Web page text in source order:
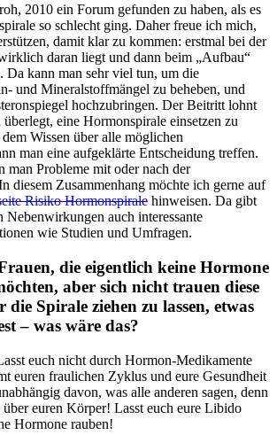
2010 ein Forum gefunden zu haben, als es
so schlecht ging. Daher freue ich mich,
damit klar zu kommen: erstmal bei der
daran liegt und dann beim „Aufbau“
Da kann man sehr viel tun, um die
und Mineralstoffmängel zu beheben, und
hochzubringen. Der Beitritt lohnt
eine Hormonspirale einsetzen zu
Wissen über alle möglichen
man eine aufgeklärte Entscheidung treffen.
man Probleme mit oder nach der
diesem Zusammenhang möchte ich gerne auf
Risiko Hormonspirale hinweisen. Da gibt
Nebenwirkungen auch interessante
wie Studien und Umfragen.
die eigentlich keine Hormone
aber sich nicht trauen diese
die Spirale ziehen zu lassen, etwas
– was wäre das?
euch nicht durch Hormon-Medikamente
euren fraulichen Zyklus und eure Gesundheit
davon, was alle anderen sagen, denn
euren Körper! Lasst euch eure Libido
Hormone rauben!